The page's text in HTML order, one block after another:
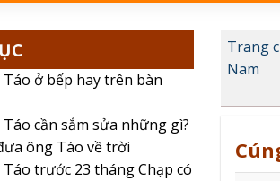
ở bếp hay trên bàn
cần sắm sửa những gì?
ông Táo về trời
trước 23 tháng Chạp có
Trang
Nam